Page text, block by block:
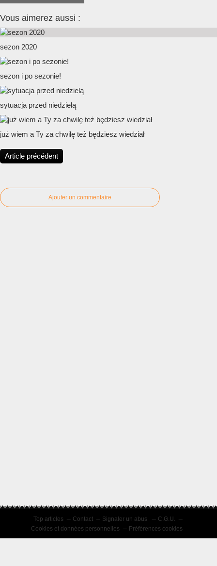
Vous aimerez aussi :
sezon 2020
sezon i po sezonie!
sytuacja przed niedzielą
już wiem a Ty za chwilę też będziesz wiedział
Article précédent
Ajouter un commentaire
Top articles Contact Signaler un abus
C.G.U.
Cookies et données personnelles
Préférences cookies